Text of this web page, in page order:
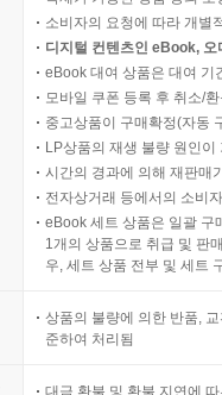
소비자의 요청에 따라 개별
디지털 컨텐츠인 eBook,
eBook 대여 상품은 대여 기
모바일 쿠폰 등록 후 취소/
중고상품이 구매확정(자동
LP상품의 재생 불량 원인
시간의 경과에 의해 재판매
전자상거래 등에서의 소비
eBook 세트 상품은 일괄 구
1개의 상품으로 취급 및 판
우, 세트 상품 전부 및 세트
상품의 불량에 의한 반품,
준하여 처리됨
대금 환불 및 환불 지연에